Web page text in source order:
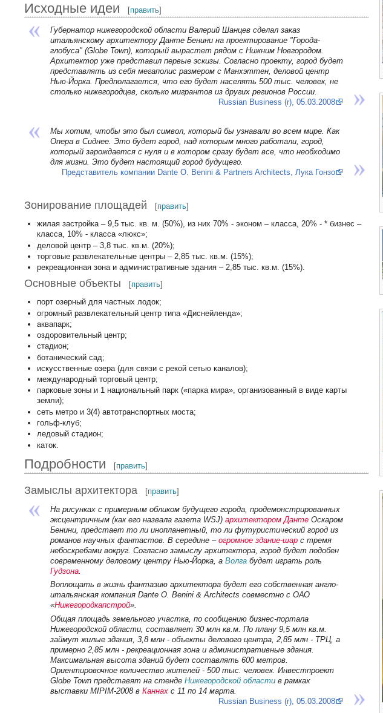
Исходные идеи [править]
Губернатор нижегородской области Валерий Шанцев сделал заказ
итальянскому архитектору Данте Бенини на проектирование "Города-
глобуса" (Globe Town), который вырастет рядом с Нижним Новгородом.
Архитектор уже представил первые эскизы. Согласно проекту, город будет
представлять из себя мегаполис размером с Манхэттен, деловой центр
Нью-Йорка. Предполагается, что его будет населять 500 тыс. человек, не
столько нижегородцев, сколько мигрантов из других регионов России.
Russian Business (r), 05.03.2008
Мы хотим, чтобы это был символ, который бы узнавали во всем мире. Как
Опера в Сиднее. Это будет город, над которым много работали, город,
который зарождается с нуля и в котором сразу будет все, что необходимо
для жизни. Это будет настоящий город будущего.
Представитель компании Dante O. Benini & Partners Architects, Лука Гонзо
Зонирование площадей [править]
жилая застройка – 9,5 тыс. кв. м. (50%), из них 70% - эконом – класса, 20% - * бизнес –
класса, 10% - класса «люкс»;
деловой центр – 3,8 тыс. кв.м. (20%);
торговые развлекательные центры – 2,85 тыс. кв.м. (15%);
рекреационная зона и административные здания – 2,85 тыс. кв.м. (15%).
Основные объекты [править]
порт озерный для частных лодок;
огромный развлекательный центр типа «Диснейленда»;
аквапарк;
оздоровительный центр;
стадион;
ботанический сад;
искусственные озера (для связи с рекой сетью каналов);
международный торговый центр;
парковые зоны и 1 национальный парк («парка мира», организованный в виде карты
земли);
сеть метро и 3(4) автотранспортных моста;
гольф-клуб;
ледовый стадион;
каток.
Подробности [править]
Замыслы архитектора [править]
На рисунках с примерным обликом будущего города, продемонстрированных
эксцентричным (как его назвала газета WSJ) архитектором ДантеОскаром
Бенини, предстает то ли инопланетный, то ли футуристический город из
романов научных фантастов. В середине – огромное здание-шарс тремя
небоскребами вокруг. Согласно замыслу архитектора, город будет подобен
современному деловому центру Нью-Йорка, а Волгабудет играть роль
Гудзона.
Воплощать в жизнь фантазию архитектора будет его собственная англо-
итальянская компания Dante O. Benini & Architects совместно с ОАО
«Нижегородкапстрой».
Общая площадь земельного участка, по сообщению бизнес-портала
Нижегородской области, составляет 30 млн кв.м. По плану 9,5 млн кв.м.
займут жилые здания, 3,8 млн - объекты делового центра, 2,85 млн - ТРЦ, а
примерно 2,85 млн - рекреационная зона и административные здания.
Максимальная высота зданий будет составлять 600 метров.
Ориентировочное количество жителей - 500 тыс. человек. Инвестпроект
Globe Town представят на стенде Нижегородской областив рамках
выставки MIPIM-2008 в Каннахс 11 по 14 марта.
Russian Business (r), 05.03.2008